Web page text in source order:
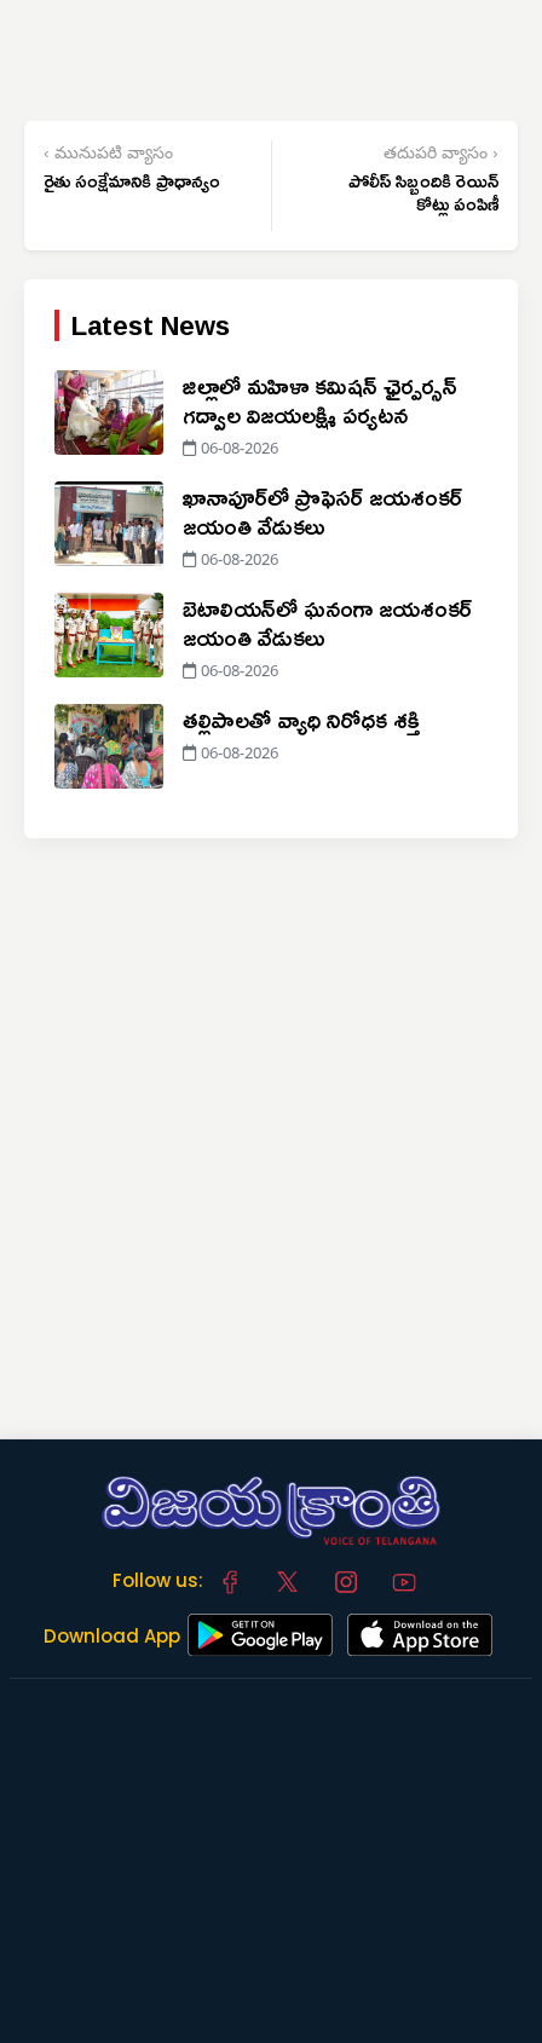
‹ మునుపటి వ్యాసం
రైతు సంక్షేమానికి ప్రాధాన్యం
తదుపరి వ్యాసం ›
పోలీస్ సిబ్బందికి రెయిన్
కోట్లు పంపిణీ
Latest News
జిల్లాలో మహిళా కమిషన్ ఛైర్పర్సన్
గద్వాల విజయలక్ష్మి పర్యటన
06-08-2026
ఖానాపూర్‌లో ప్రొఫెసర్ జయశంకర్
జయంతి వేడుకలు
06-08-2026
బెటాలియన్‌లో ఘనంగా జయశంకర్
జయంతి వేడుకలు
06-08-2026
తల్లిపాలతో వ్యాధి నిరోధక శక్తి
06-08-2026
Follow us:
Download App